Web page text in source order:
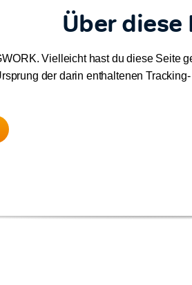
Über diese
Vielleicht hast du diese Seite
der darin enthaltenen